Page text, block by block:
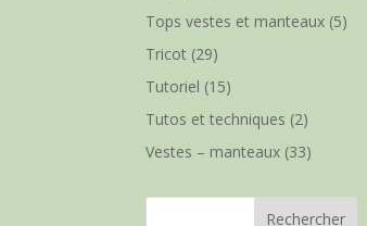
Tops vestes et manteaux (5)
Tricot (29)
Tutoriel (15)
Tutos et techniques (2)
Vestes – manteaux (33)